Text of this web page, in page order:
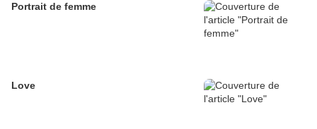
Portrait de femme
Love